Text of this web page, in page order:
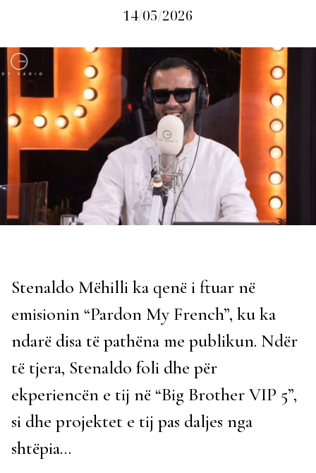
14/05/2026
Stenaldo Mëhilli ka qenë i ftuar në
emisionin “Pardon My French”, ku ka
ndarë disa të pathëna me publikun. Ndër
të tjera, Stenaldo foli dhe për
ekperiencën e tij në “Big Brother VIP 5”,
si dhe projektet e tij pas daljes nga
shtëpia…